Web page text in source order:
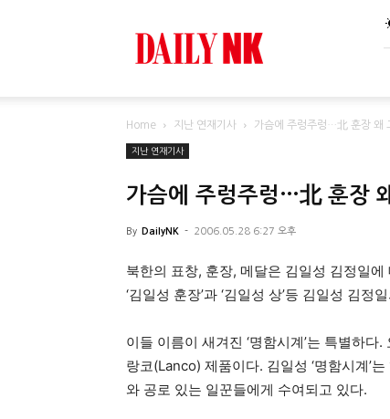
Home 지난 연재기사 가슴에 주렁주렁…北 훈장 왜
지난 연재기사
가슴에 주렁주렁…北 훈장
By DailyNK - 2006.05.28 6:27 오후
북한의 표창, 훈장, 메달은 김일성 김정일
‘김일성 훈장’과 ‘김일성 상’등 김일성 김정
이들 이름이 새겨진 ‘명함시계’는 특별하
랑코(Lanco) 제품이다. 김일성 ‘명함시계’
와 공로 있는 일꾼들에게 수여되고 있다.